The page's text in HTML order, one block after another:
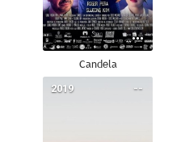
Candela
--
2019